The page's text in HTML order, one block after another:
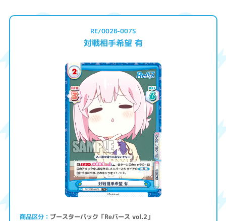
RE/002B-007S
対戦相手希望 有
商品区分 ブースターパック「Reバース vol.2」